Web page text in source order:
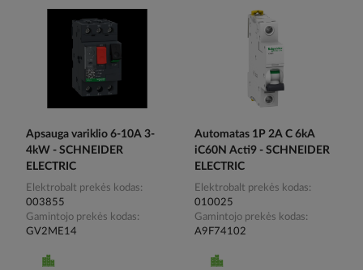
Apsauga variklio 6-10A 3-
4kW - SCHNEIDER
ELECTRIC
Elektrobalt prekės kodas
003855
Gamintojo prekės kodas
GV2ME14
Automatas 1P 2A C 6kA
iC60N Acti9 - SCHNEIDER
ELECTRIC
Elektrobalt prekės kodas
010025
Gamintojo prekės kodas
A9F74102